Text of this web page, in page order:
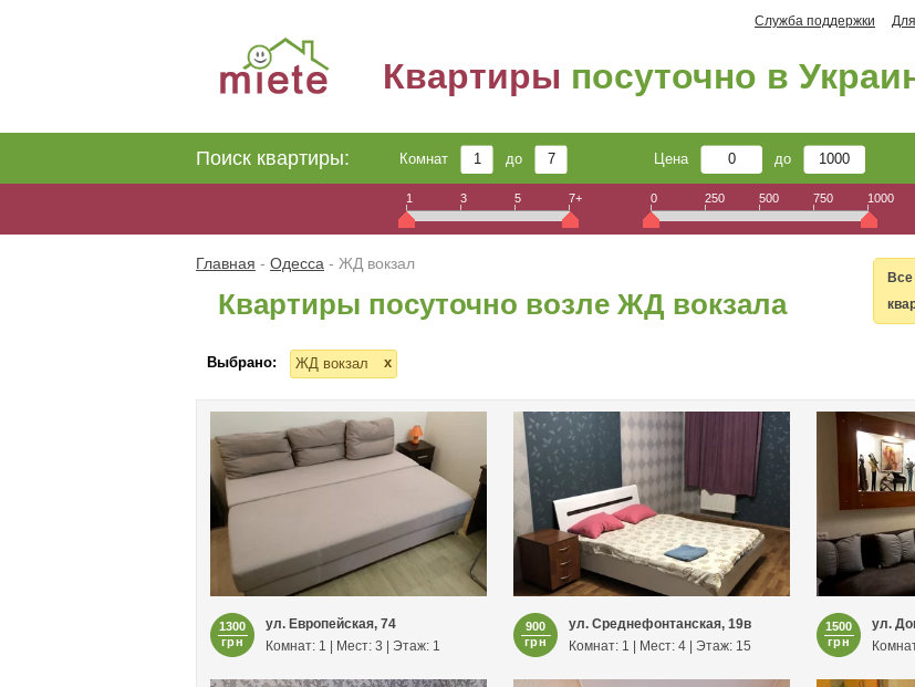
Служба поддержки
Квартиры посуточно в
Поиск квартиры: Комнат до Цена до
1 3 5 7+ 0 250 500 750 1000
Главная - Одесса - ЖД вокзал
Квартиры посуточно возле ЖД вокзала
Выбрано: ЖД вокзал x
1300
грн
ул. Европейская, 74
Комнат: 1 | Мест: 3 | Этаж: 1
900
грн
ул. Среднефонтанская, 19в
Комнат: 1 | Мест: 4 | Этаж: 15
1500
грн
ул.